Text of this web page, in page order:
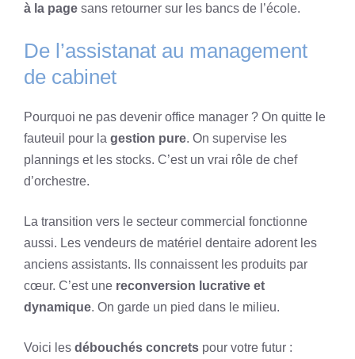
à la page sans retourner sur les bancs de l’école.
De l’assistanat au management
de cabinet
Pourquoi ne pas devenir office manager ? On quitte le
fauteuil pour la gestion pure. On supervise les
plannings et les stocks. C’est un vrai rôle de chef
d’orchestre.
La transition vers le secteur commercial fonctionne
aussi. Les vendeurs de matériel dentaire adorent les
anciens assistants. Ils connaissent les produits par
cœur. C’est une reconversion lucrative et
dynamique. On garde un pied dans le milieu.
Voici les débouchés concrets pour votre futur :